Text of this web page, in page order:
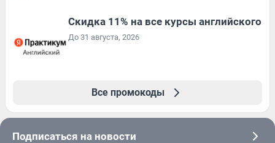
Скидка 11% на все курсы английского
До 31 августа, 2026
Все промокоды
Подписаться на новости